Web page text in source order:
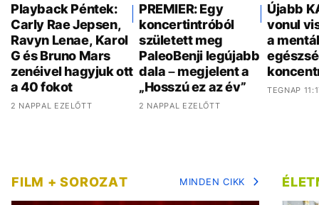
Playback Péntek:
Carly Rae Jepsen,
Ravyn Lenae, Karol
G és Bruno Mars
zenéivel hagyjuk ott
a 40 fokot
2 NAPPAL EZELŐTT
PREMIER: Egy
koncertintróból
született meg
PaleoBenji legújabb
dala – megjelent a
„Hosszú ez az év”
2 NAPPAL EZELŐTT
Újabb
vonul
a
TEGNAP
FILM + SOROZAT MINDEN CIKK